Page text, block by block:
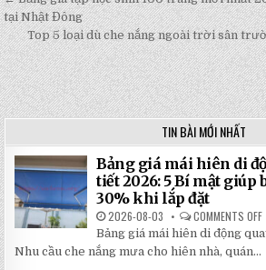
Post
navigation
tại Nhật Đông
Top 5 loại dù che nắng ngoài trời sân
TIN BÀI MỚI NHẤT
Bảng giá mái hiên di
tiết 2026: 5 Bí mật giúp
30% khi lắp đặt
2026-08-03 COMMENTS OFF
Bảng giá mái hiên di động
Nhu cầu che nắng mưa cho hiên nhà, quán...